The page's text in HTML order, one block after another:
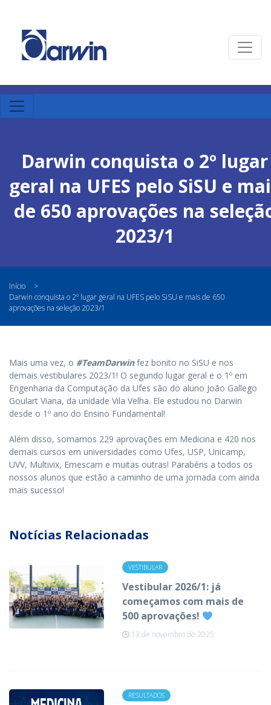
Darwin conquista o 2º lugar
geral na UFES pelo SiSU e
de 650 aprovações na
2023/1
Início
>
Darwin conquista o 2º lugar geral na UFES pelo SiSU e mais de 650
aprovações na seleção 2023/1
Mais uma vez, o #TeamDarwinfez bonito no SiSU e nos
demais vestibulares 2023/1! O segundo lugar geral e o 1º em
Engenharia da Computação da Ufes são do aluno João Gallego
Goulart Viana, da unidade Vila Velha. Ele estudou no Darwin
desde o 1º ano do Ensino Fundamental!
Além disso, somamos 229 aprovações em Medicina e 420 nos
demais cursos em universidades como Ufes, USP, Unicamp,
UVV, Multivix, Emescam e muitas outras! Parabéns a todos os
nossos alunos que estão a caminho de uma jornada com ainda
mais sucesso!
Notícias Relacionadas
VESTIBULAR
Vestibular 2026/1: já
começamos com mais de
500 aprovações!
13 de novembro de 2025
RESULTADOS